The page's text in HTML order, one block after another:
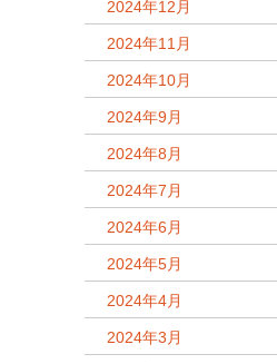
2024年12月
2024年11月
2024年10月
2024年9月
2024年8月
2024年7月
2024年6月
2024年5月
2024年4月
2024年3月